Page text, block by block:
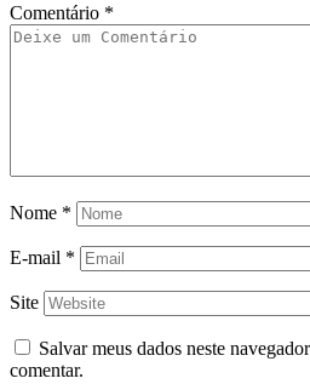
Comentário *
Nome *
E-mail *
Site
Salvar meus dados neste
comentar.